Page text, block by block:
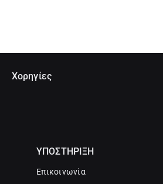
Χορηγίες
ΥΠΟΣΤΗΡΙΞΗ
Επικοινωνία